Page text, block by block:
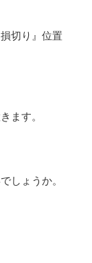
切り』位置
ます。
しょうか。